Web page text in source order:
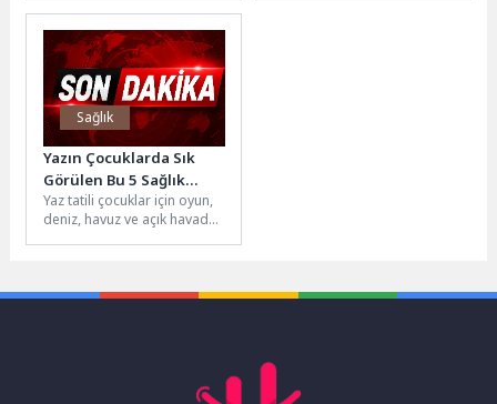
komutanlarından Akçakoca
Bey ve silah arkadaşları
için...
Sağlık
Yazın Çocuklarda Sık
Görülen Bu 5 Sağlık
Sorununa Dikkat
Yaz tatili çocuklar için oyun,
deniz, havuz ve açık havada